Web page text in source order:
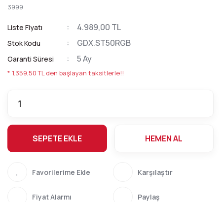
3999
Liste Fiyatı 4.989,00 TL
Stok Kodu GDX.ST50RGB
Garanti Süresi 5 Ay
* 1.359,50 TL den başlayan taksitlerle!!
SEPETE EKLE HEMEN AL
Karşılaştır
Fiyat Alarmı Paylaş